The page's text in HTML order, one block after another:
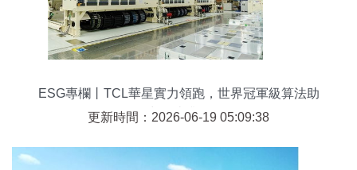
ESG專欄丨TCL華星實力領跑，世界冠軍級算法助
力智造升級
更新時間：2026-06-19 05:09:38